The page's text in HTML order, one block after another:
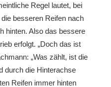
Regel lautet, bei
besseren Reifen nach
hinten. Also das bessere
erfolgt. „Doch das ist
„Was zählt, ist die
durch die Hinterachse
Reifen immer hinten